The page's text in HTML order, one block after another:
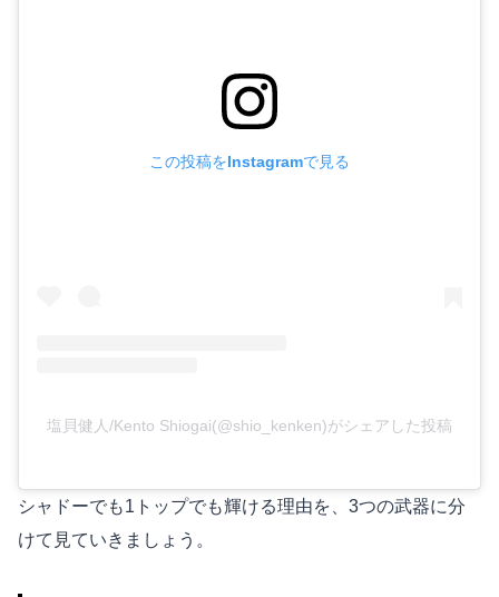
この投稿をInstagramで見る
塩貝健人/Kento Shiogai(@shio_kenken)がシェアした投稿
シャドーでも1トップでも輝ける理由を、3つの武器に分
けて見ていきましょう。